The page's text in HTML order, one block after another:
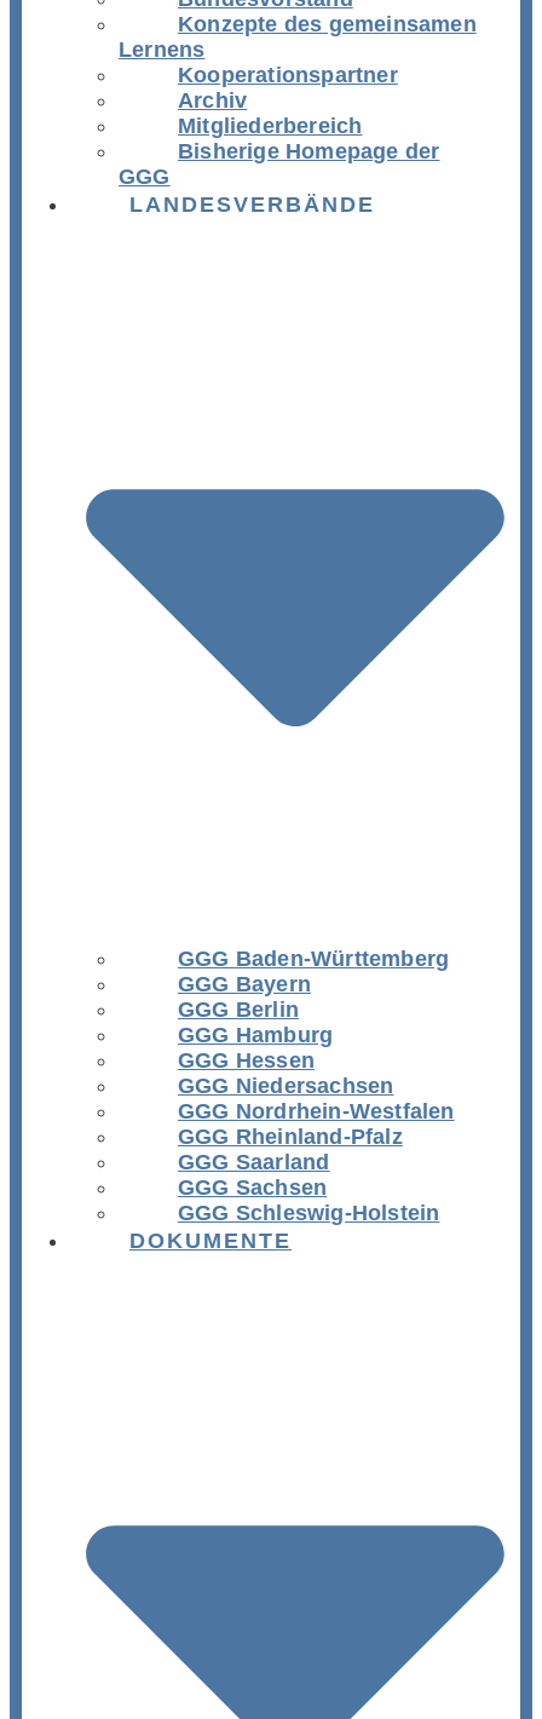
Konzepte des gemeinsamen
Lernens
Kooperationspartner
Archiv
Mitgliederbereich
Bisherige Homepage der
GGG
LANDESVERBÄNDE
GGG Baden-Württemberg
GGG Bayern
GGG Berlin
GGG Hamburg
GGG Hessen
GGG Niedersachsen
GGG Nordrhein-Westfalen
GGG Rheinland-Pfalz
GGG Saarland
GGG Sachsen
GGG Schleswig-Holstein
DOKUMENTE